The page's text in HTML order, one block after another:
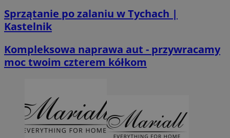
Sprzątanie po zalaniu w Tychach |
Kastelnik
Kompleksowa naprawa aut - przywracamy
moc twoim czterem kółkom